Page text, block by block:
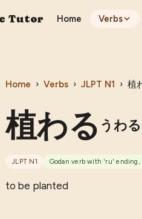
Tutor Home Verbs
Home › Verbs › JLPT N1 › 植
植わる うわる
JLPT N1 Godan verb with 'ru'
to be planted